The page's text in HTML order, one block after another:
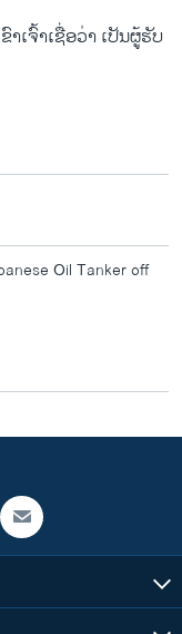
ເຈົ້າເຊື່ອວ່າ ເປັນຜູ້ຮັບ
Oil Tanker off